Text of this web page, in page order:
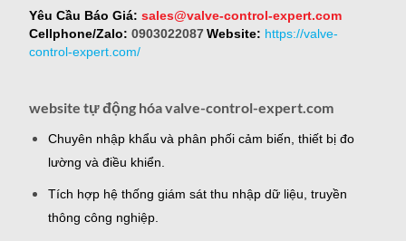
Yêu Cầu Báo Giá: sales@valve-control-expert.com
Cellphone/Zalo: 0903022087 Website: https://valve-
control-expert.com/
website tự động hóa valve-control-expert.com
Chuyên nhập khẩu và phân phối cảm biến, thiết bị đo
lường và điều khiển.
Tích hợp hệ thống giám sát thu nhập dữ liệu, truyền
thông công nghiệp.